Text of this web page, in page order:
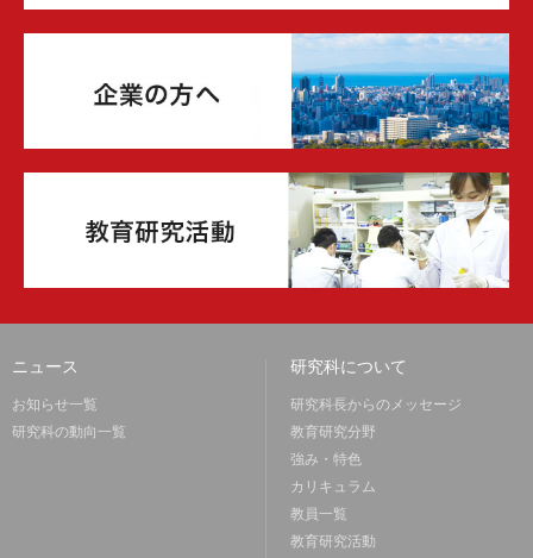
ニュース
お知らせ一覧
研究科の動向一覧
研究科について
研究科長からのメッセージ
教育研究分野
強み・特色
カリキュラム
教員一覧
教育研究活動